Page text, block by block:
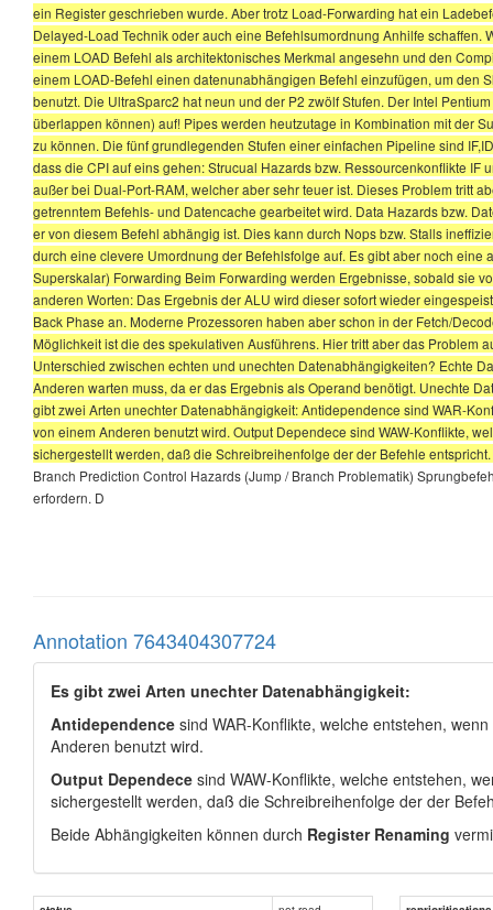
ein Register geschrieben wurde. Aber trotz Load-Forwarding hat ein
Delayed-Load Technik oder auch eine Befehlsumordnung Anhilfe
einem LOAD Befehl als architektonisches Merkmal angesehn und den
einem LOAD-Befehl einen datenunabhängigen Befehl einzufügen, um den
benutzt. Die UltraSparc2 hat neun und der P2 zwölf Stufen. Der Intel
überlappen können) auf! Pipes werden heutzutage in Kombination mit der
zu können. Die fünf grundlegenden Stufen einer einfachen Pipeline sind
dass die CPI auf eins gehen: Strucual Hazards bzw. Ressourcenkonflikte
außer bei Dual-Port-RAM, welcher aber sehr teuer ist. Dieses Problem tritt
getrenntem Befehls- und Datencache gearbeitet wird. Data Hazards bzw.
er von diesem Befehl abhängig ist. Dies kann durch Nops bzw. Stalls
durch eine clevere Umordnung der Befehlsfolge auf. Es gibt aber noch
Superskalar) Forwarding Beim Forwarding werden Ergebnisse, sobald sie
anderen Worten: Das Ergebnis der ALU wird dieser sofort wieder
Back Phase an. Moderne Prozessoren haben aber schon in der Fetch/
Möglichkeit ist die des spekulativen Ausführens. Hier tritt aber das Problem
Unterschied zwischen echten und unechten Datenabhängigkeiten? Echte
Anderen warten muss, da er das Ergebnis als Operand benötigt. Unechte
gibt zwei Arten unechter Datenabhängigkeit: Antidependence sind WAR-
von einem Anderen benutzt wird. Output Dependece sind WAW-Konflikte,
sichergestellt werden, daß die Schreibreihenfolge der der Befehle
Branch Prediction Control Hazards (Jump / Branch Problematik)
erfordern. D
Annotation 7643404307724
Es gibt zwei Arten unechter Datenabhängigkeit:
Antidependence sind WAR-Konflikte, welche entstehen,
Anderen benutzt wird.
Output Dependece sind WAW-Konflikte, welche entstehen,
sichergestellt werden, daß die Schreibreihenfolge der der
Beide Abhängigkeiten können durch Register Renaming